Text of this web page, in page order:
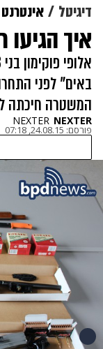
דיגיטל אינטרנט
איך הגיעו
באים" לפני
המשטרה חיכתה
NEXTER
NEXTER
פורסם: 24.08.15, 07:18